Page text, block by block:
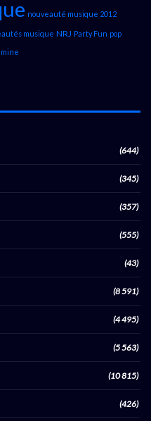
nouveauté musique 2012
musique NRJ Party Fun pop
(644)
(345)
(357)
(555)
(43)
(8 591)
(4 495)
(5 563)
(10 815)
(426)